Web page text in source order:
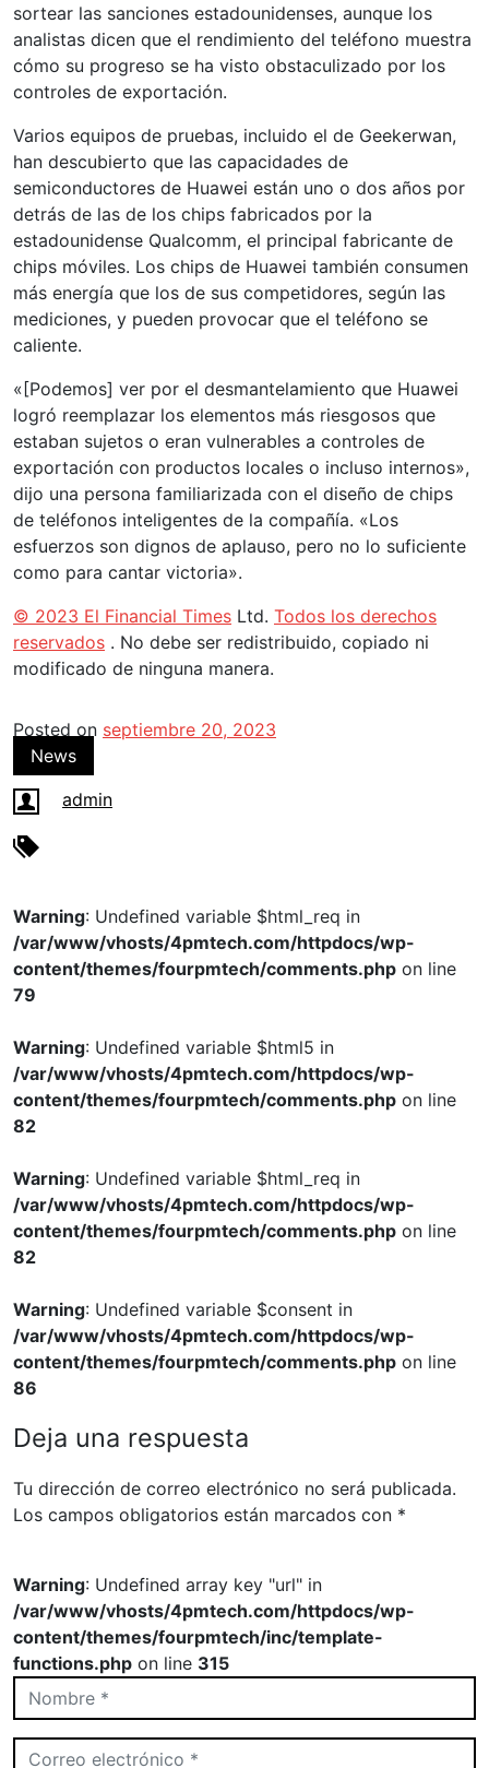
sortear las sanciones estadounidenses, aunque los
analistas dicen que el rendimiento del teléfono muestra
cómo su progreso se ha visto obstaculizado por los
controles de exportación.
Varios equipos de pruebas, incluido el de Geekerwan,
han descubierto que las capacidades de
semiconductores de Huawei están uno o dos años por
detrás de las de los chips fabricados por la
estadounidense Qualcomm, el principal fabricante de
chips móviles. Los chips de Huawei también consumen
más energía que los de sus competidores, según las
mediciones, y pueden provocar que el teléfono se
caliente.
«[Podemos] ver por el desmantelamiento que Huawei
logró reemplazar los elementos más riesgosos que
estaban sujetos o eran vulnerables a controles de
exportación con productos locales o incluso internos»,
dijo una persona familiarizada con el diseño de chips
de teléfonos inteligentes de la compañía. «Los
esfuerzos son dignos de aplauso, pero no lo suficiente
como para cantar victoria».
© 2023 El Financial Times Ltd. Todos los derechos
reservados . No debe ser redistribuido, copiado ni
modificado de ninguna manera.
Posted on septiembre 20, 2023
News
admin
Warning: Undefined variable $html_req in
/var/www/vhosts/4pmtech.com/httpdocs/wp-
content/themes/fourpmtech/comments.php on line
79
Warning: Undefined variable $html5 in
/var/www/vhosts/4pmtech.com/httpdocs/wp-
content/themes/fourpmtech/comments.php on line
82
Warning: Undefined variable $html_req in
/var/www/vhosts/4pmtech.com/httpdocs/wp-
content/themes/fourpmtech/comments.php on line
82
Warning: Undefined variable $consent in
/var/www/vhosts/4pmtech.com/httpdocs/wp-
content/themes/fourpmtech/comments.php on line
86
Deja una respuesta
Tu dirección de correo electrónico no será publicada.
Los campos obligatorios están marcados con *
Warning: Undefined array key "url" in
/var/www/vhosts/4pmtech.com/httpdocs/wp-
content/themes/fourpmtech/inc/template-
functions.php on line 315